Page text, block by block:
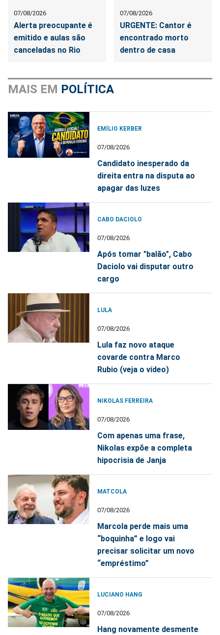
07/08/2026
Alerta preocupante é
emitido e aulas são
canceladas no Rio
07/08/2026
URGENTE: Cantor é
encontrado morto
dentro de casa
MAIS EM POLÍTICA
EMÍLIO KERBER
07/08/2026
Candidato inesperado da
direita entra na disputa ao
apagar das luzes
CABO DACIOLO
07/08/2026
Após tomar "balão", Cabo
Daciolo vai disputar outro
cargo
LULA
07/08/2026
Lula faz novo ataque
covarde contra Marco
Rubio (veja o vídeo)
NIKOLAS FERREIRA
07/08/2026
Com apenas uma frase,
Nikolas expõe a completa
hipocrisia de Janja
MATCOLA
07/08/2026
Marcola perde mais uma
“boquinha” e logo vai
precisar solicitar um novo
“empréstimo”
LUCIANO HANG
07/08/2026
Hang novamente desmente